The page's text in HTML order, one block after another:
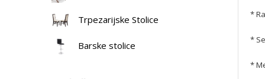
*
*
*
Trpezarijske Stolice
Barske stolice